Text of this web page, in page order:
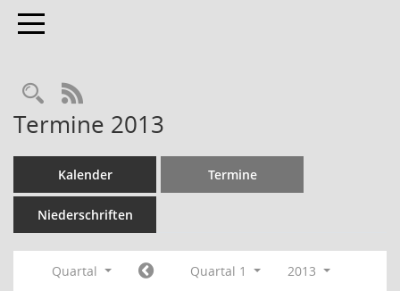
Toggle navigation
RSS-Feed
Termine 2013
Kalender Termine
Niederschriften
Quartal Quartal 1
2013